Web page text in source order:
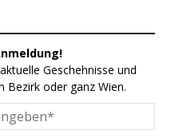
Geschehnisse und
Bezirk oder ganz Wien.